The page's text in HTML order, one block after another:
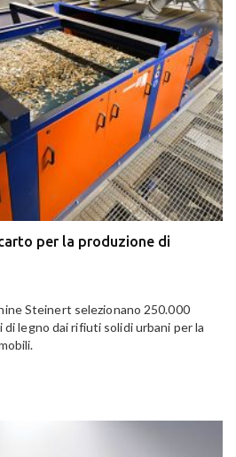
per la produzione di
Steinert selezionano 250.000
legno dai rifiuti solidi urbani per la